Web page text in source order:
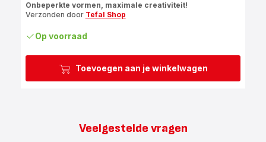
Toevoegen aan je winkelwagen
Onbeperkte vormen, maximale creativiteit!
Verzonden door Tefal Shop
Op voorraad
Veelgestelde vragen